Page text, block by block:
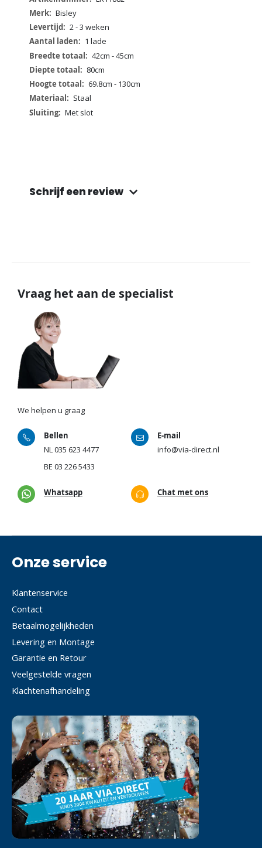
informatieBisley
2 - 3 weken
1 lade
42cm - 45cm
80cm
69.8cm - 130cm
Staal
Met slot
Schrijf een review
Vraag het aan de specialist
We helpen u graag
Bellen
NL035 623 4477
BE 03 226 5433
E-mail
info@via-direct.nl
Whatsapp Chat met ons
Onze service
Klantenservice
Contact
Betaalmogelijkheden
Levering en Montage
Garantie en Retour
Veelgestelde vragen
Klachtenafhandeling